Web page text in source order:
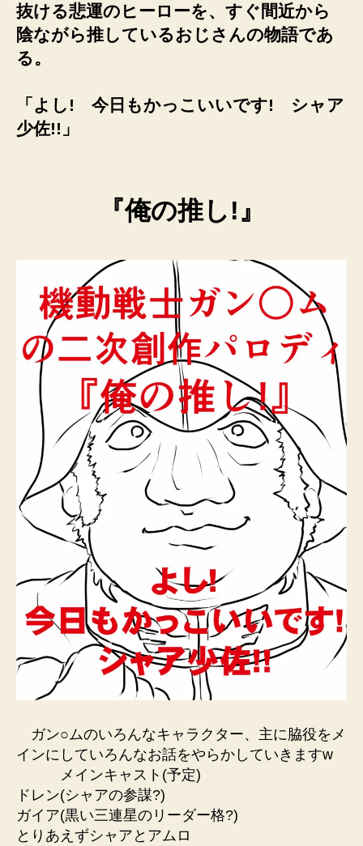
抜ける悲運のヒーローを、すぐ間近から
陰ながら推しているおじさんの物語であ
る。
「よし! 今日もかっこいいです! シャア
少佐!!」
『俺の推し!』
ガン○ムのいろんなキャラクター、主に脇役をメ
インにしていろんなお話をやらかしていきますw
メインキャスト(予定)
ドレン(シャアの参謀?)
ガイア(黒い三連星のリーダー格?)
とりあえずシャアとアムロ